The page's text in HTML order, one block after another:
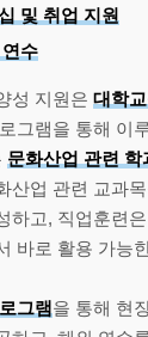
및 취업 지원
수
성 지원은 대학
그램을 통해 이
문화산업 관련 학
산업 관련 교과
하고, 직업훈련은
바로 활용 가능
그램을 통해 현